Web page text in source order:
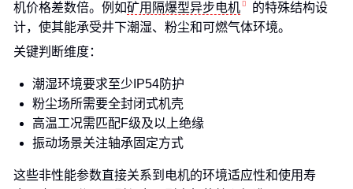
机价格差数倍。例如矿用隔爆型异步电机
的特殊结构设
计，使其能承受井下潮湿、粉尘和可燃气体环境。
关键判断维度：
潮湿环境要求至少IP54防护
粉尘场所需要全封闭式机壳
高温工况需匹配F级及以上绝缘
振动场景关注轴承固定方式
这些非性能参数直接关系到电机的环境适应性和使用寿